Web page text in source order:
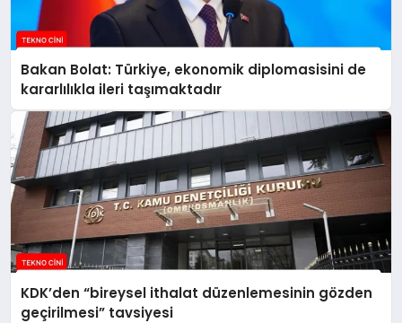
Bakan Bolat: Türkiye, ekonomik diplomasisini de
kararlılıkla ileri taşımaktadır
KDK’den “bireysel ithalat düzenlemesinin gözden
geçirilmesi” tavsiyesi